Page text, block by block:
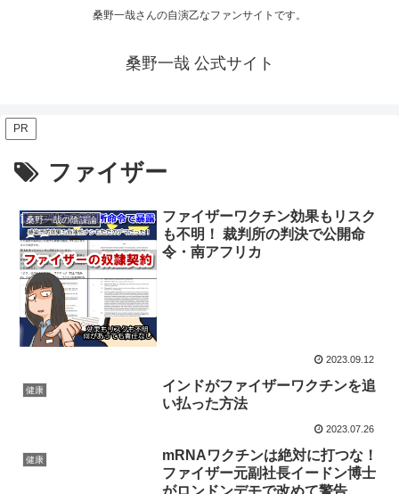
桑野一哉さんの自演乙なファンサイトです。
桑野一哉 公式サイト
PR
ファイザー
桑野一哉の陰謀論
ファイザーワクチン効果もリスク
も不明！ 裁判所の判決で公開命
令・南アフリカ
2023.09.12
健康
インドがファイザーワクチンを追
い払った方法
2023.07.26
健康
mRNAワクチンは絶対に打つな！
ファイザー元副社長イードン博士